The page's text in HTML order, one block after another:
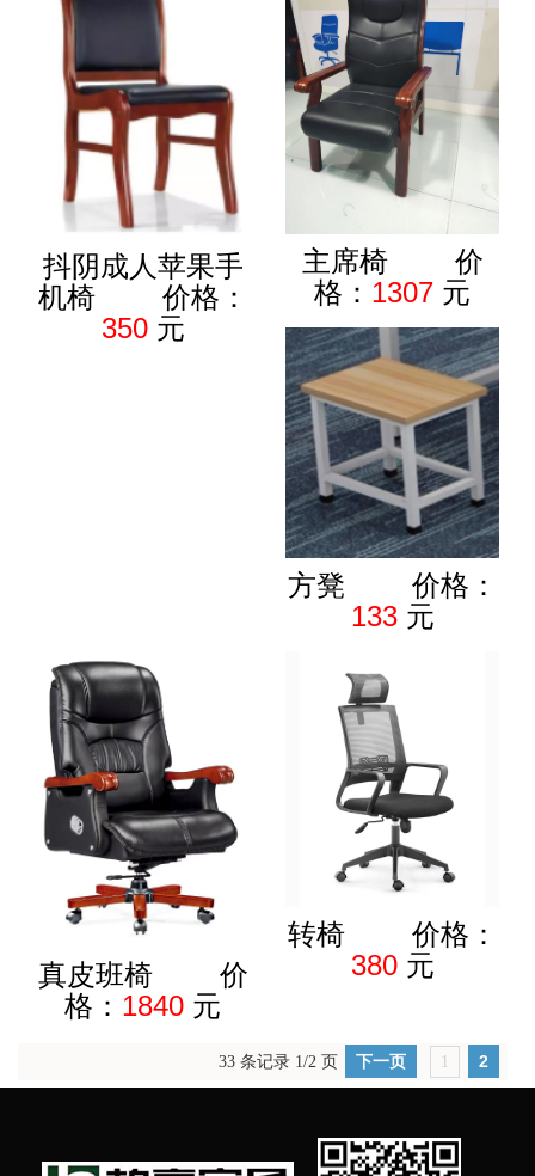
抖阴成人苹果手
机椅 价格：
350元
主席椅 价
格： 1307 元
方凳 价格：
133元
真皮班椅 价
格： 1840 元
转椅 价格：
380元
33 条记录 1/2 页 下一页 1 2